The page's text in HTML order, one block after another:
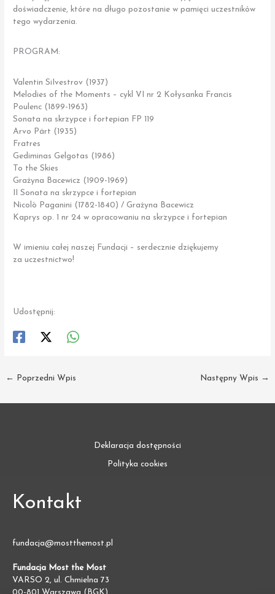
doświadczenie, które na długo pozostanie w pamięci uczestników
tego wydarzenia.
PROGRAM:
Valentin SiIvestrov (1937)
Melodies of the Moments – cykl VI nr 2 Kołysanka Francis
Poulenc (1899-1963)
Sonata na skrzypce i fortepian FP 119
Arvo Pärt (1935)
Fratres
Gediminas Gelgotas (1986)
To the Skies
Grażyna Bacewicz (1909-1969)
II Sonata na skrzypce i fortepian
Nicolò Paganini (1782-1840) / Grażyna Bacewicz
Kaprys op. 1 nr 24 w opracowaniu na skrzypce i fortepian
W imieniu całej naszej Fundacji – serdecznie dziękujemy
za uczestnictwo!
Udostępnij:
← Poprzedni Wpis Następny Wpis →
Deklaracja dostępności
Polityka cookies
Kontakt
fundacja@mostthemost.pl
Fundacja Most the Most
VARSO 2, ul. Chmielna 73